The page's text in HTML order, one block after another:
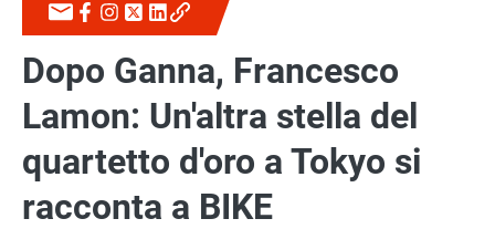
Dopo Ganna, Francesco
Lamon: Un'altra stella del
quartetto d'oro a Tokyo si
racconta a BIKE